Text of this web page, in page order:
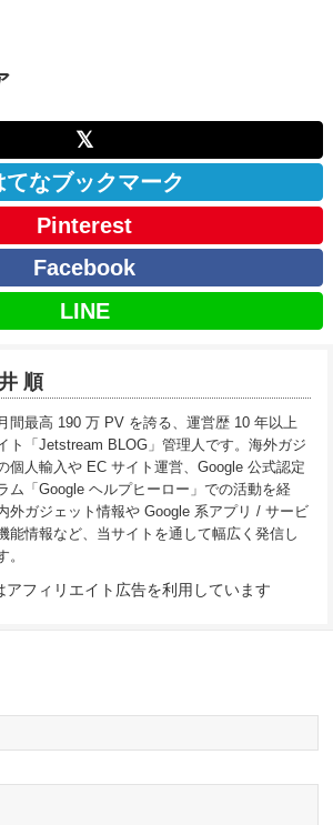
𝕏
てなブックマーク
Pinterest
Facebook
LINE
順
間最高 190 万 PV を誇る、運営歴 10 年以上
ト「Jetstream BLOG」管理人です。海外ガジ
個人輸入や EC サイト運営、Google 公式認定
ム「Google ヘルプヒーロー」での活動を経
外ガジェット情報や Google 系アプリ / サービ
能情報など、当サイトを通して幅広く発信し
。
フィリエイト広告を利用しています